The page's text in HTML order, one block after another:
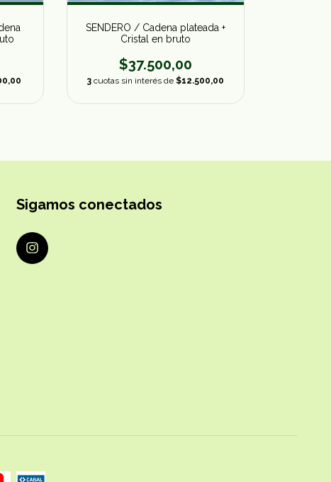
SENDERO / Cadena plateada +
Cristal en bruto
$37.500,00
3 cuotas sin interés de $12.500,00
Sigamos conectados